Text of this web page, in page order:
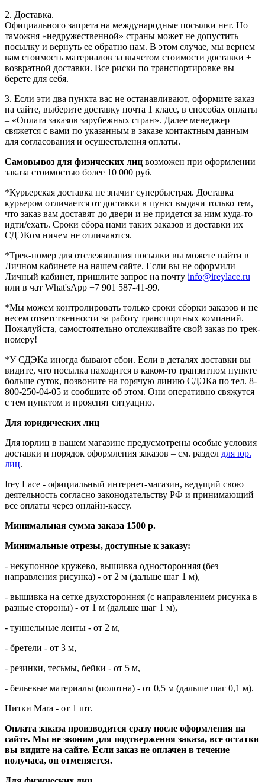
2. Доставка.
Официального запрета на международные посылки нет. Но
таможня «недружественной» страны может не допустить
посылку и вернуть ее обратно нам. В этом случае, мы вернем
вам стоимость материалов за вычетом стоимости доставки +
возвратной доставки. Все риски по транспортировке вы
берете для себя.
3. Если эти два пункта вас не останавливают, оформите заказ
на сайте, выберите доставку почта 1 класс, в способах оплаты
– «Оплата заказов зарубежных стран». Далее менеджер
свяжется с вами по указанным в заказе контактным данным
для согласования и осуществления оплаты.
Самовывоз для физических лиц возможен при оформлении
заказа стоимостью более 10 000 руб.
*Курьерская доставка не значит супербыстрая. Доставка
курьером отличается от доставки в пункт выдачи только тем,
что заказ вам доставят до двери и не придется за ним куда-то
идти/ехать. Сроки сбора нами таких заказов и доставки их
СДЭКом ничем не отличаются.
*Трек-номер для отслеживания посылки вы можете найти в
Личном кабинете на нашем сайте. Если вы не оформили
Личный кабинет, пришлите запрос на почту info@ireylace.ru
или в чат What'sApp +7 901 587-41-99.
*Мы можем контролировать только сроки сборки заказов и не
несем ответственности за работу транспортных компаний.
Пожалуйста, самостоятельно отслеживайте свой заказ по трек-
номеру!
*У СДЭКа иногда бывают сбои. Если в деталях доставки вы
видите, что посылка находится в каком-то транзитном пункте
больше суток, позвоните на горячую линию СДЭКа по тел. 8-
800-250-04-05 и сообщите об этом. Они оперативно свяжутся
с тем пунктом и прояснят ситуацию.
Для юридических лиц
Для юрлиц в нашем магазине предусмотрены особые условия
доставки и порядок оформления заказов – см. раздел для юр.
лиц.
Irey Lace - официальный интернет-магазин, ведущий свою
деятельность согласно законодательству РФ и принимающий
все оплаты через онлайн-кассу.
Минимальная сумма заказа 1500 р.
Минимальные отрезы, доступные к заказу:
- некупонное кружево, вышивка односторонняя (без
направления рисунка) - от 2 м (дальше шаг 1 м),
- вышивка на сетке двухсторонняя (с направлением рисунка в
разные стороны) - от 1 м (дальше шаг 1 м),
- туннельные ленты - от 2 м,
- бретели - от 3 м,
- резинки, тесьмы, бейки - от 5 м,
- бельевые материалы (полотна) - от 0,5 м (дальше шаг 0,1 м).
Нитки Mara - от 1 шт.
Оплата заказа производится сразу после оформления на
сайте. Мы не звоним для подтвержения заказа, все остатки
вы видите на сайте. Если заказ не оплачен в течение
получаса, он отменяется.